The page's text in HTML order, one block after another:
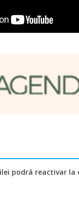
podrá reactivar la